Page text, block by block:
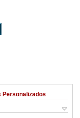
Personalizados